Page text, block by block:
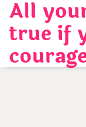
Skip
content
All
true if